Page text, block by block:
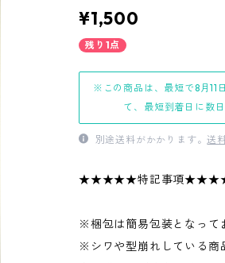
¥1,500
残り1点
※この商品は、最短で8月11
て、最短到着日に数
別途送料がかかります。送
★★★★★特記事項
※梱包は簡易包装となって
※シワや型崩れしている商